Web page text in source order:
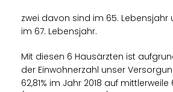
zwei davon sind im 65. Lebensjahr
im 67. Lebensjahr.
Mit diesen 6 Hausärzten ist
der Einwohnerzahl unser
62,81% im Jahr 2018 auf